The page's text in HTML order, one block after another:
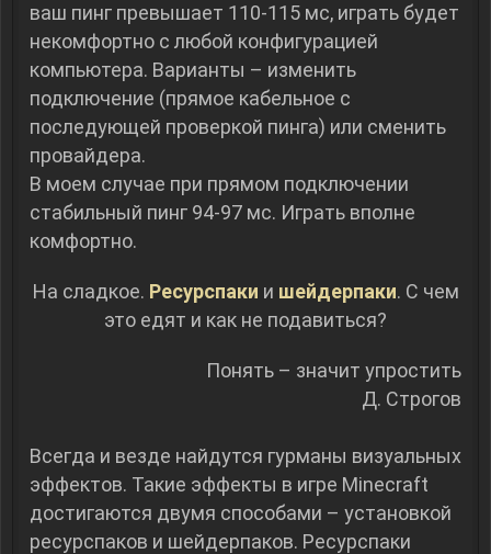
ваш пинг превышает 110-115 мс, играть будет
некомфортно с любой конфигурацией
компьютера. Варианты – изменить
подключение (прямое кабельное с
последующей проверкой пинга) или сменить
провайдера.
В моем случае при прямом подключении
стабильный пинг 94-97 мс. Играть вполне
комфортно.
На сладкое. Ресурспаки и шейдерпаки. С чем
это едят и как не подавиться?
Понять – значит упростить
Д. Строгов
Всегда и везде найдутся гурманы визуальных
эффектов. Такие эффекты в игре Minecraft
достигаются двумя способами – установкой
ресурспаков и шейдерпаков. Ресурспаки